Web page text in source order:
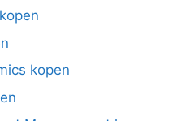
kopen